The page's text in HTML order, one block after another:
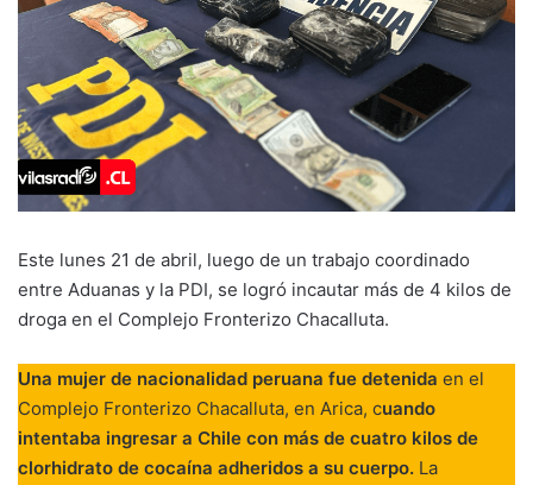
Este lunes 21 de abril, luego de un trabajo coordinado
entre Aduanas y la PDI, se logró incautar más de 4 kilos de
droga en el Complejo Fronterizo Chacalluta.
Una mujer de nacionalidad peruana fue detenida en el
Complejo Fronterizo Chacalluta, en Arica, cuando
intentaba ingresar a Chile con más de cuatro kilos de
clorhidrato de cocaína adheridos a su cuerpo. La